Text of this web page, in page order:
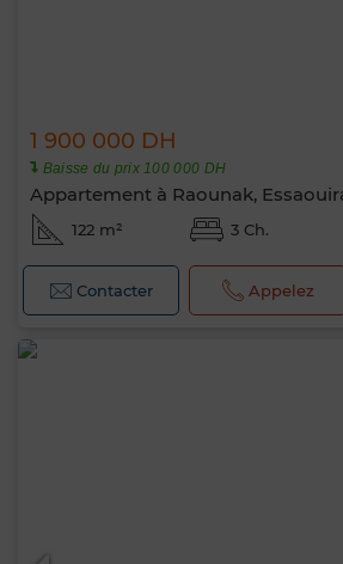
1 900 000 DH
Baisse du prix 100 000 DH
Appartement à Raounak,
122 m² 3 Ch.
Contacter Appelez